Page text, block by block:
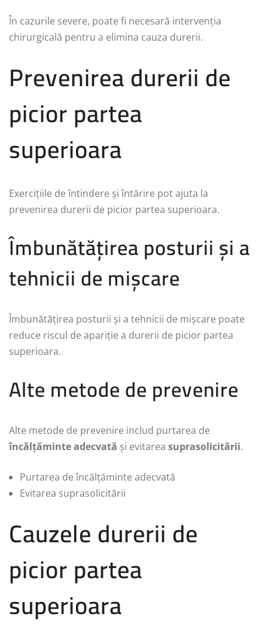
În cazurile severe, poate fi necesară intervenția
chirurgicală pentru a elimina cauza durerii.
Prevenirea durerii de
picior partea
superioara
Exercițiile de întindere și întărire pot ajuta la
prevenirea durerii de picior partea superioara.
Îmbunătățirea posturii și a
tehnicii de mișcare
Îmbunătățirea posturii și a tehnicii de mișcare poate
reduce riscul de apariție a durerii de picior partea
superioara.
Alte metode de prevenire
Alte metode de prevenire includ purtarea de
încălțăminte adecvată și evitarea suprasolicitării.
Purtarea de încălțăminte adecvată
Evitarea suprasolicitării
Cauzele durerii de
picior partea
superioara